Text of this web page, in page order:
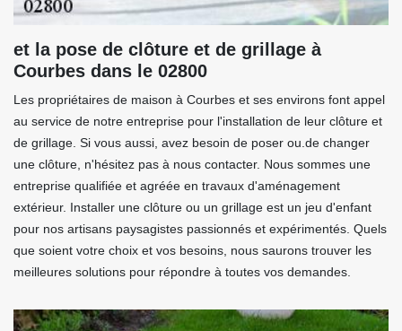
et la pose de clôture et de grillage à
Courbes dans le 02800
Les propriétaires de maison à Courbes et ses environs font appel
au service de notre entreprise pour l'installation de leur clôture et
de grillage. Si vous aussi, avez besoin de poser ou.de changer
une clôture, n'hésitez pas à nous contacter. Nous sommes une
entreprise qualifiée et agréée en travaux d'aménagement
extérieur. Installer une clôture ou un grillage est un jeu d'enfant
pour nos artisans paysagistes passionnés et expérimentés. Quels
que soient votre choix et vos besoins, nous saurons trouver les
meilleures solutions pour répondre à toutes vos demandes.